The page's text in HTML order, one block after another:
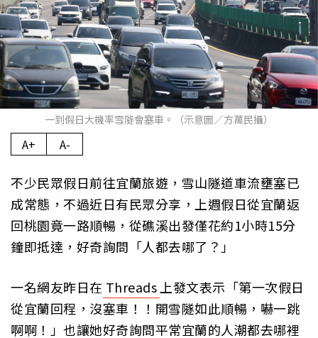
一到假日大機率雪隧會塞車。（示意圖／方萬民攝）
A+ A-
不少民眾假日前往宜蘭旅遊，雪山隧道車流壅塞已
成常態，不過近日有民眾分享，上週假日從宜蘭返
回桃園竟一路順暢，從礁溪出發僅花約1小時15分
鐘即抵達，好奇詢問「人都去哪了？」
一名網友昨日在 Threads 上發文表示「第一次假日
從宜蘭回程，沒塞車！！開雪隧如此順暢，嚇一跳
啊啊！」也讓她好奇詢問平常宜蘭的人潮都去哪裡